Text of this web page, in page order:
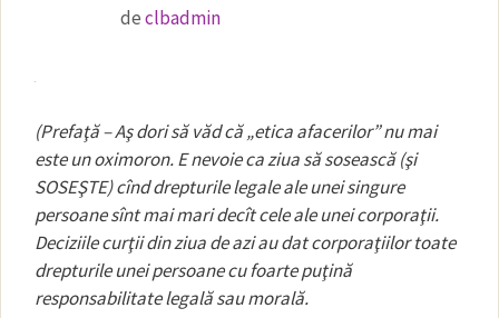
declbadmin
(Prefaţă – Aş dori să văd că „etica afacerilor” nu mai
este un oximoron. E nevoie ca ziua să sosească (şi
SOSEŞTE) cînd drepturile legale ale unei singure
persoane sînt mai mari decît cele ale unei corporaţii.
Deciziile curţii din ziua de azi au dat corporaţiilor toate
drepturile unei persoane cu foarte puţină
responsabilitate legală sau morală.